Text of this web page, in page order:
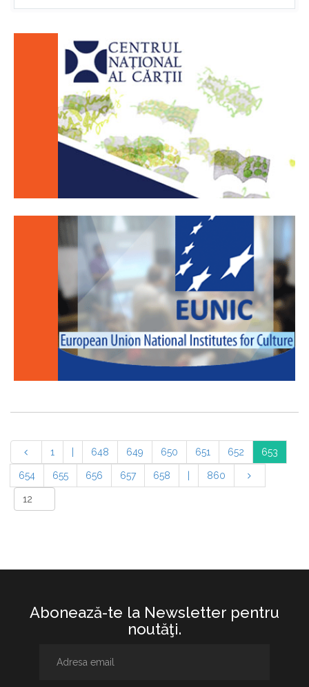
1 648 649 650 651 652 653
654 655 656 657 658 860
Abonează-te la Newsletter pentru
noutăţi.